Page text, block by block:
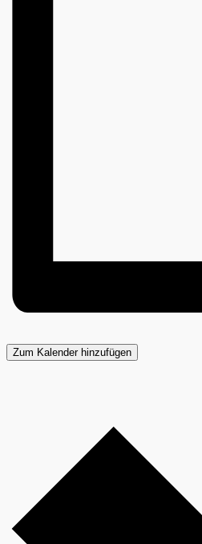
Zum Kalender hinzufügen